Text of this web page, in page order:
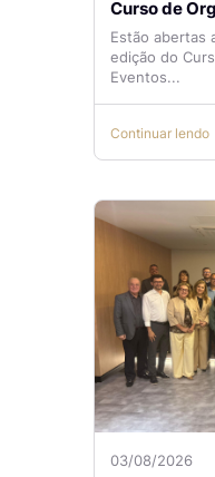
Curso de
Lilian Ribeiro
Estão abertas
edição do
Eventos...
Continuar lendo
03/08/2026